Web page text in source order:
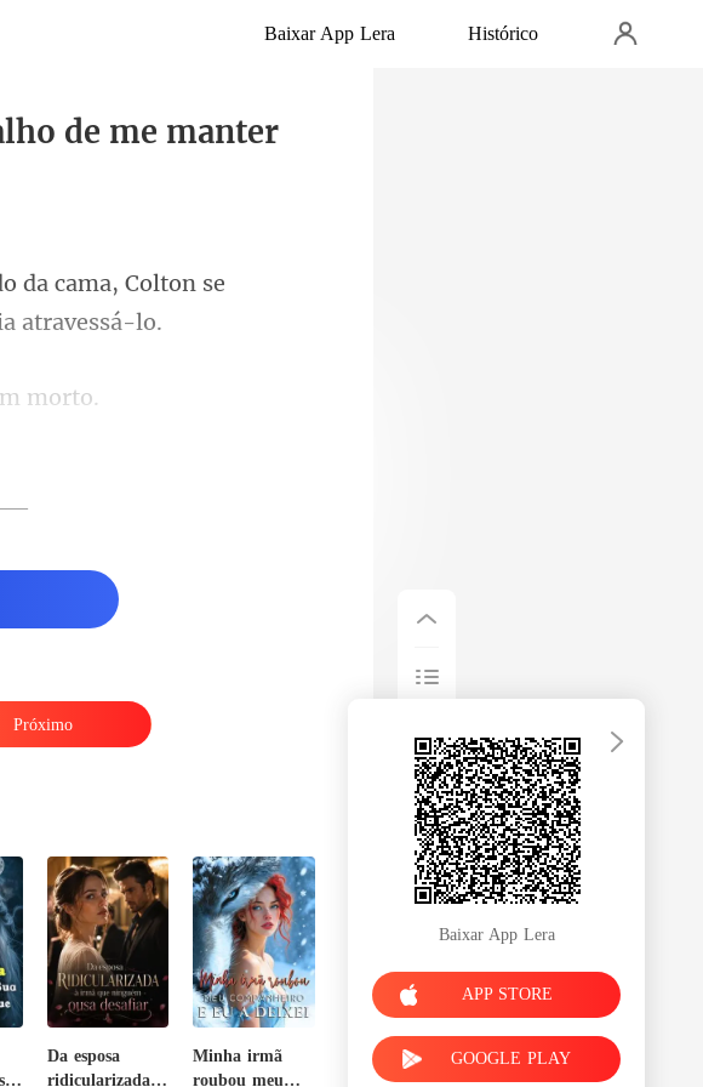
Baixar App Lera Histórico
de me manter
da cama, Colton se
Próximo
Da esposa
ridicularizada à
Minha irmã
roubou meu
Baixar App Lera
APP STORE
GOOGLE PLAY